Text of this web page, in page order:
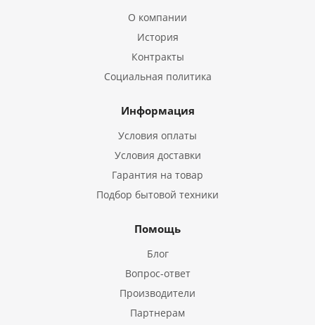
О компании
История
Контракты
Социальная политика
Информация
Условия оплаты
Условия доставки
Гарантия на товар
Подбор бытовой техники
Помощь
Блог
Вопрос-ответ
Производители
Партнерам